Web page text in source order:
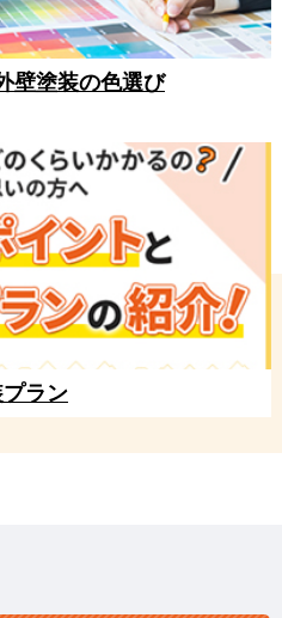
壁塗装の色選び
ラン